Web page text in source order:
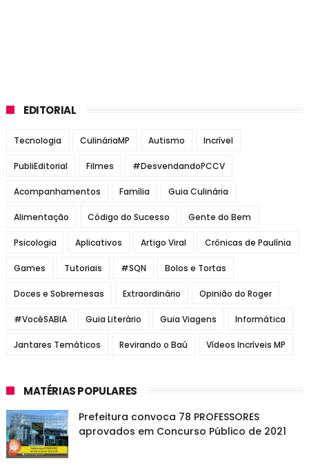
EDITORIAL
Tecnologia CulináriaMP Autismo Incrível
PubliEditorial Filmes #DesvendandoPCCV
Acompanhamentos Família Guia Culinária
Alimentação Código do Sucesso Gente do Bem
Psicologia Aplicativos Artigo Viral Crônicas de Paulínia
Games Tutoriais #SQN Bolos e Tortas
Doces e Sobremesas Extraordinário Opinião do Roger
#VocêSABIA Guia Literário Guia Viagens Informática
Jantares Temáticos Revirando o Baú Vídeos Incríveis MP
MATÉRIAS POPULARES
Prefeitura convoca 78 PROFESSORES
aprovados em Concurso Público de 2021